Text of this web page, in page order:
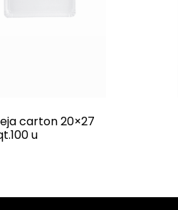
carton 20×27
u